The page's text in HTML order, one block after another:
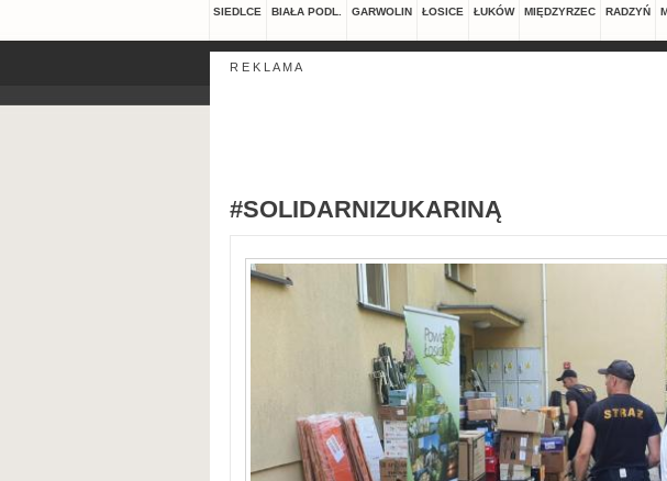
SIEDLCE BIAŁA PODL. GARWOLIN ŁOSICE ŁUKÓW MIĘDZYRZEC RADZYŃ
R E K L A M A
#SOLIDARNIZUKARINĄ